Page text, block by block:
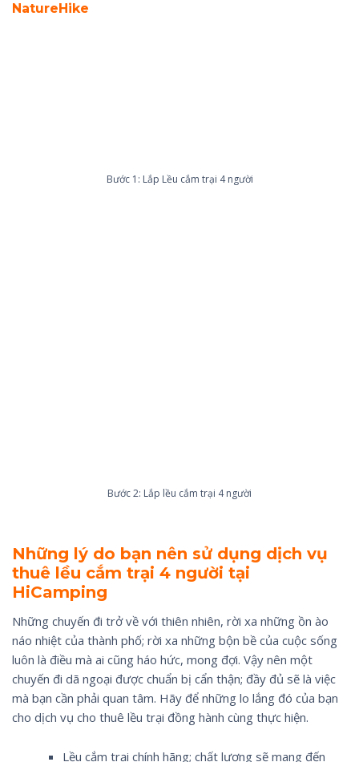
NatureHike
Bước 1: Lắp Lều cắm trại 4 người
Bước 2: Lắp lều cắm trại 4 người
Những lý do bạn nên sử dụng dịch vụ
thuê lều cắm trại 4 người tại
HiCamping
Những chuyến đi trở về với thiên nhiên, rời xa những ồn ào
náo nhiệt của thành phố; rời xa những bộn bề của cuộc sống
luôn là điều mà ai cũng háo hức, mong đợi. Vậy nên một
chuyến đi dã ngoại được chuẩn bị cẩn thận; đầy đủ sẽ là việc
mà bạn cần phải quan tâm. Hãy để những lo lắng đó của bạn
cho dịch vụ cho thuê lều trại đồng hành cùng thực hiện.
Lều cắm trại chính hãng; chất lượng sẽ mang đến